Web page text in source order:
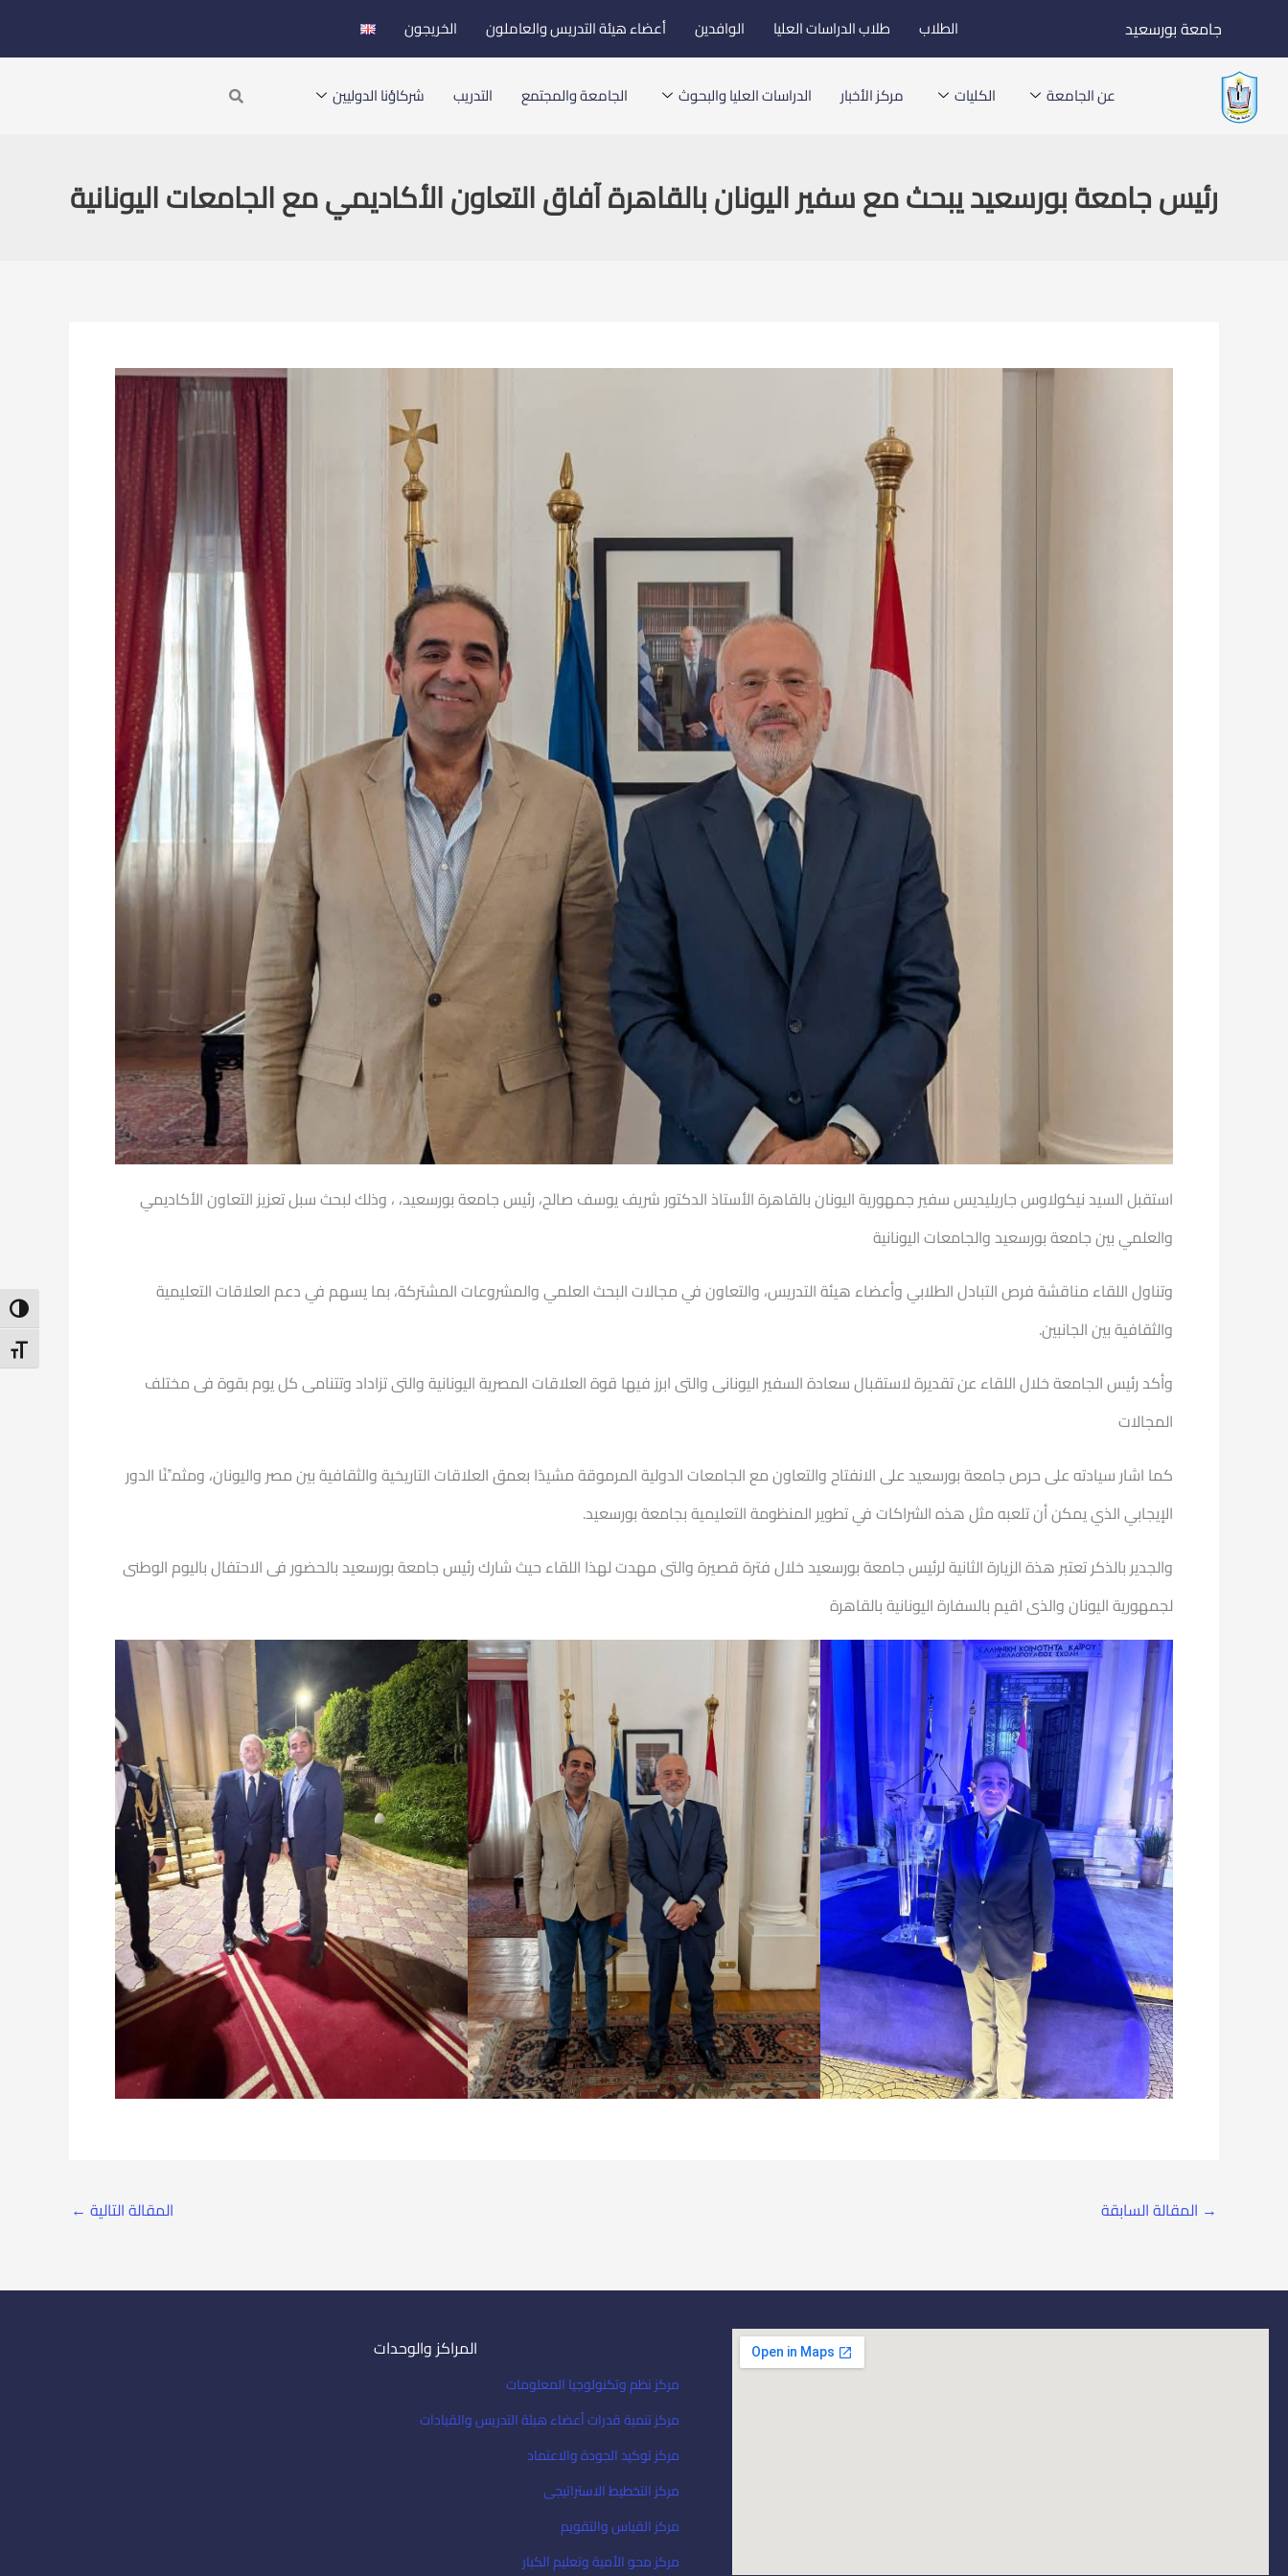
إلى
المحتوى
جامعة بورسعيد الطلاب طلاب الدراسات العليا الوافدين أعضاء هيئة التدريس والعاملون الخريجون
عن الجامعة الكليات مركز الأخبار الدراسات العليا والبحوث الجامعة والمجتمع التدريب شركاؤنا الدوليين Search
رئيس جامعة بورسعيد يبحث مع سفير اليونان بالقاهرة آفاق التعاون الأكاديمي مع الجامعات اليونانية
استقبل السيد نيكولاوس جاريليديس سفير جمهورية اليونان بالقاهرة الأستاذ الدكتور شريف يوسف صالح، رئيس جامعة بورسعيد، ، وذلك لبحث سبل تعزيز التعاون الأكاديمي
والعلمي بين جامعة بورسعيد والجامعات اليونانية
وتناول اللقاء مناقشة فرص التبادل الطلابي وأعضاء هيئة التدريس، والتعاون في مجالات البحث العلمي والمشروعات المشتركة، بما يسهم في دعم العلاقات التعليمية
والثقافية بين الجانبين.
وأكد رئيس الجامعة خلال اللقاء عن تقديرة لاستقبال سعادة السفير اليونانى والتى ابرز فيها قوة العلاقات المصرية اليونانية والتى تزاداد وتتنامى كل يوم بقوة فى مختلف
المجالات
كما اشار سيادته على حرص جامعة بورسعيد على الانفتاح والتعاون مع الجامعات الدولية المرموقة مشيدًا بعمق العلاقات التاريخية والثقافية بين مصر واليونان، ومثمِّنًا الدور
الإيجابي الذي يمكن أن تلعبه مثل هذه الشراكات في تطوير المنظومة التعليمية بجامعة بورسعيد.
والجدير بالذكر تعتبر هذة الزيارة الثانية لرئيس جامعة بورسعيد خلال فترة قصيرة والتى مهدت لهذا اللقاء حيث شارك رئيس جامعة بورسعيد بالحضور فى الاحتفال باليوم الوطنى
لجمهورية اليونان والذى اقيم بالسفارة اليونانية بالقاهرة
→ المقالة السابقة المقالة التالية ←
المراكز والوحدات
مركز نظم وتكنولوجيا المعلومات
مركز تنمية قدرات أعضاء هيئة التدريس والقيادات
مركز توكيد الجودة والاعتماد
مركز التخطيط الاستراتيجى
مركز القياس والتقويم
مركز محو الأمية وتعليم الكبار